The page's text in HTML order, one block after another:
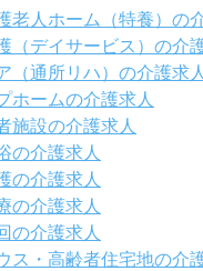
老人ホーム（特養）の
（デイサービス）の介
（通所リハ）の介護求人
ホームの介護求人
施設の介護求人
の介護求人
の介護求人
の介護求人
の介護求人
ス・高齢者住宅地の介